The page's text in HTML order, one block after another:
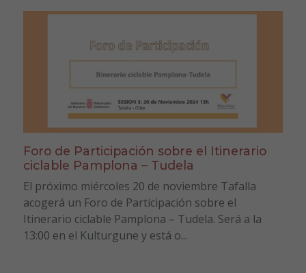
Foro de Participación sobre el Itinerario
ciclable Pamplona – Tudela
El próximo miércoles 20 de noviembre Tafalla
acogerá un Foro de Participación sobre el
Itinerario ciclable Pamplona – Tudela. Será a la
13:00 en el Kulturgune y está o...